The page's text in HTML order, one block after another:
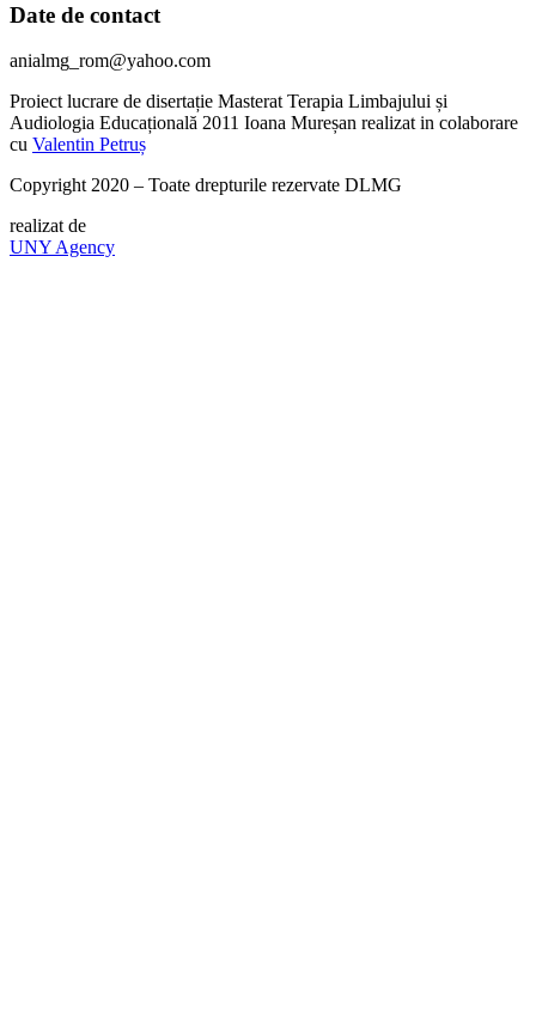
Date de contact
anialmg_rom@yahoo.com
Proiect lucrare de disertație Masterat Terapia Limbajului și
Audiologia Educațională 2011 Ioana Mureșan realizat in colaborare
cu Valentin Petruș
Copyright 2020 – Toate drepturile rezervate DLMG
realizat de
UNY Agency